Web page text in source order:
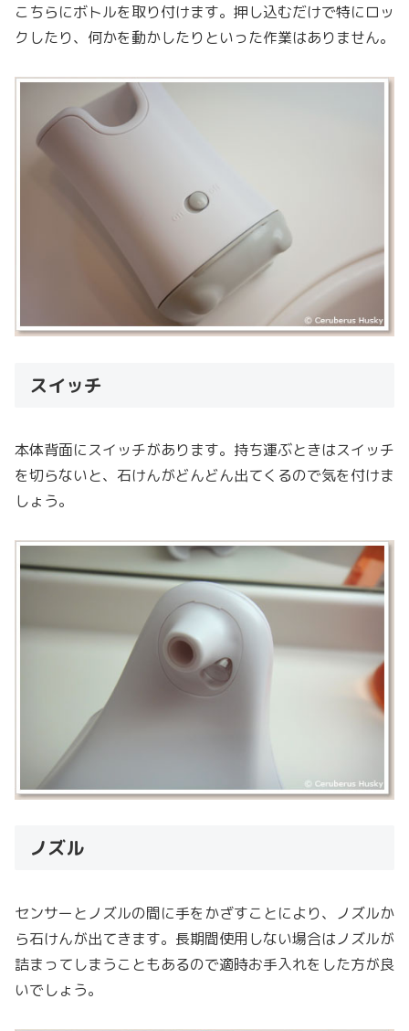
こちらにボトルを取り付けます。押し込むだけで特にロッ
クしたり、何かを動かしたりといった作業はありません。
スイッチ
本体背面にスイッチがあります。持ち運ぶときはスイッチ
を切らないと、石けんがどんどん出てくるので気を付けま
しょう。
ノズル
センサーとノズルの間に手をかざすことにより、ノズルか
ら石けんが出てきます。長期間使用しない場合はノズルが
詰まってしまうこともあるので適時お手入れをした方が良
いでしょう。